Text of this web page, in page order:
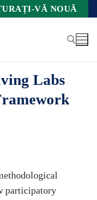
VĂ NOUĂ
Labs
participatory